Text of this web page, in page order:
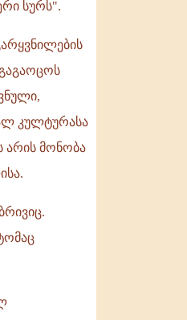
სურს".
კულტურასა
არის მონობა